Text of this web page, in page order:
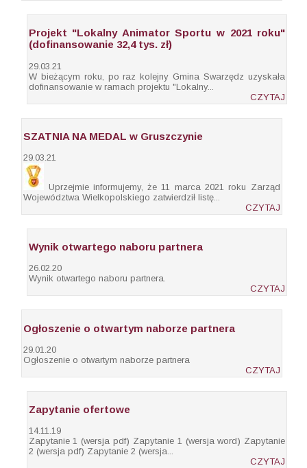
Projekt "Lokalny Animator Sportu w 2021 roku"
(dofinansowanie 32,4 tys. zł)
29.03.21
W bieżącym roku, po raz kolejny Gmina Swarzędz uzyskała
dofinansowanie w ramach projektu "Lokalny...
CZYTAJ
SZATNIA NA MEDAL w Gruszczynie
29.03.21
Uprzejmie informujemy, że 11 marca 2021 roku Zarząd
Województwa Wielkopolskiego zatwierdził listę...
CZYTAJ
Wynik otwartego naboru partnera
26.02.20
Wynik otwartego naboru partnera.
CZYTAJ
Ogłoszenie o otwartym naborze partnera
29.01.20
Ogłoszenie o otwartym naborze partnera
CZYTAJ
Zapytanie ofertowe
14.11.19
Zapytanie 1 (wersja pdf) Zapytanie 1 (wersja word) Zapytanie
2 (wersja pdf) Zapytanie 2 (wersja...
CZYTAJ